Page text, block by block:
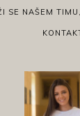
SE NAŠEM